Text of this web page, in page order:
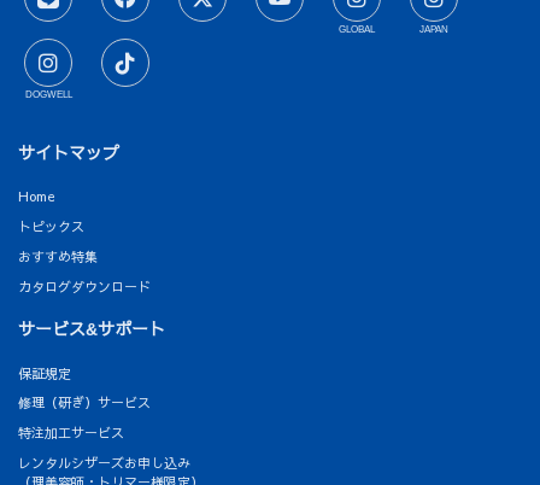
GLOBAL JAPAN
DOGWELL
サイトマップ
Home
トピックス
おすすめ特集
カタログダウンロード
サービス&サポート
保証規定
修理（研ぎ）サービス
特注加工サービス
レンタルシザーズお申し込み